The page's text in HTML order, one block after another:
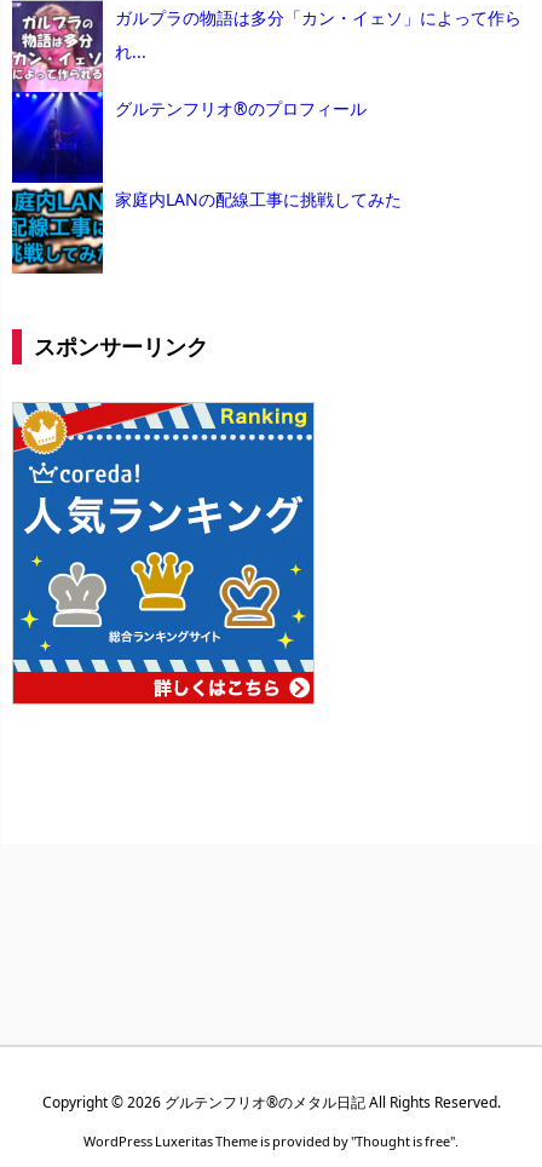
ガルプラの物語は多分「カン・イェソ」によって作ら
れ...
グルテンフリオ®のプロフィール
家庭内LANの配線工事に挑戦してみた
スポンサーリンク
Copyright ©2026 グルテンフリオ®のメタル日記All Rights Reserved.
WordPress Luxeritas Theme is provided by "Thought is free".